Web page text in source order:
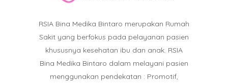
RSIA Bina Medika Bintaro merupakan Rumah
Sakit yang berfokus pada pelayanan pasien
khususnya kesehatan ibu dan anak. RSIA
Bina Medika Bintaro dalam melayani pasien
menggunakan pendekatan : Promotif,